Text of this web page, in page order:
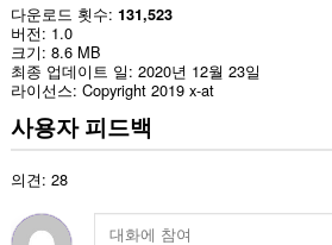
다운로드 횟수 131,523
버전 1.0
크기 8.6 MB
최종 업데이트 일 2020년 12월 23일
라이선스 Copyright 2019 x-at
사용자 피드백
의견: 28